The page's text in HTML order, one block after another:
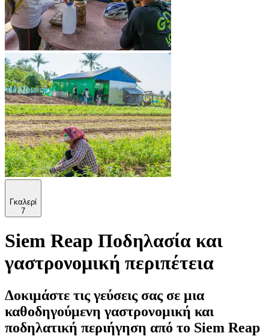
Γκαλερί
7
Siem Reap Ποδηλασία και
γαστρονομική περιπέτεια
Δοκιμάστε τις γεύσεις σας σε μια
καθοδηγούμενη γαστρονομική και
ποδηλατική περιήγηση από το Siem Reap